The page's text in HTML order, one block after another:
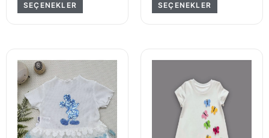
SEÇENEKLER SEÇENEKLER